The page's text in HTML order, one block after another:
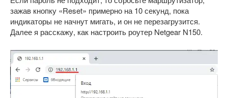
зажав кнопку «Reset» примерно на 10 секунд, пока
индикаторы не начнут мигать, и он не перезагрузится.
Далее я расскажу, как настроить роутер Netgear N150.